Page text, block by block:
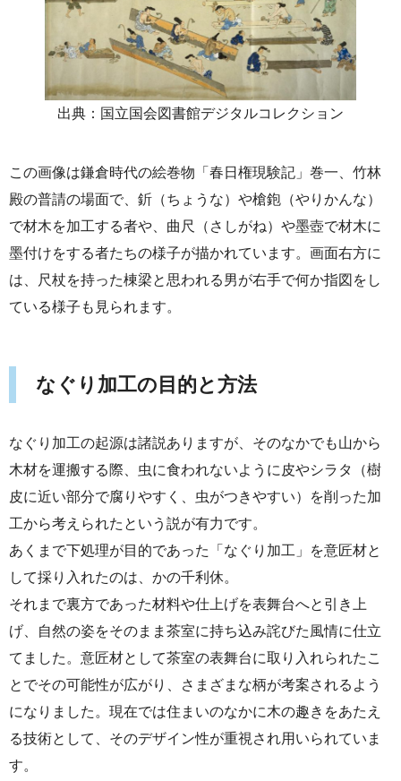
出典：国立国会図書館デジタルコレクション
この画像は鎌倉時代の絵巻物「春日権現験記」巻一、竹林
殿の普請の場面で、釿（ちょうな）や槍鉋（やりかんな）
で材木を加工する者や、曲尺（さしがね）や墨壺で材木に
墨付けをする者たちの様子が描かれています。画面右方に
は、尺杖を持った棟梁と思われる男が右手で何か指図をし
ている様子も見られます。
なぐり加工の目的と方法
なぐり加工の起源は諸説ありますが、そのなかでも山から
木材を運搬する際、虫に食われないように皮やシラタ（樹
皮に近い部分で腐りやすく、虫がつきやすい）を削った加
工から考えられたという説が有力です。
あくまで下処理が目的であった「なぐり加工」を意匠材と
して採り入れたのは、かの千利休。
それまで裏方であった材料や仕上げを表舞台へと引き上
げ、自然の姿をそのまま茶室に持ち込み詫びた風情に仕立
てました。意匠材として茶室の表舞台に取り入れられたこ
とでその可能性が広がり、さまざまな柄が考案されるよう
になりました。現在では住まいのなかに木の趣きをあたえ
る技術として、そのデザイン性が重視され用いられていま
す。